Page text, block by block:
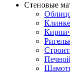
Стеновые